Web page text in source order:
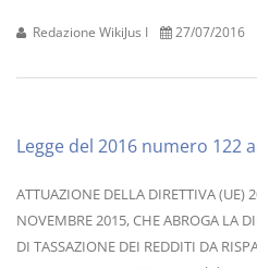
Redazione WikiJus I 27/07/2016
Legge del 2016 numero 122
ATTUAZIONE DELLA DIRETTIVA (UE)
NOVEMBRE 2015, CHE ABROGA LA
DI TASSAZIONE DEI REDDITI DA